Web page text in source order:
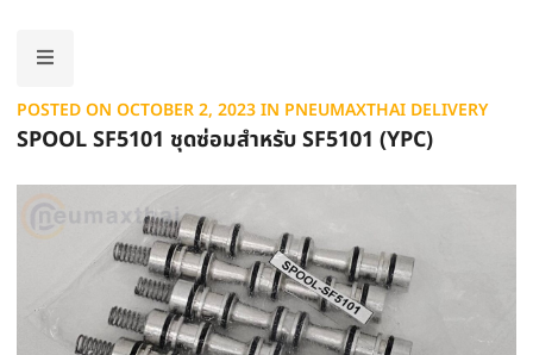
POSTED ON OCTOBER 2, 2023IN PNEUMAXTHAI DELIVERY
SPOOL SF5101 ชุดซ่อมสำหรับ SF5101 (YPC)